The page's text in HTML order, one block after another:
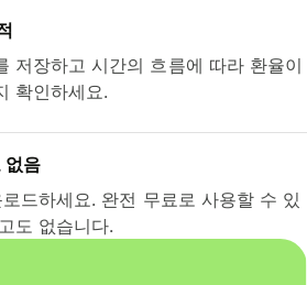
저장하고 시간의 흐름에 따라 환율이
확인하세요.
없음
드하세요. 완전 무료로 사용할 수 있
도 없습니다.